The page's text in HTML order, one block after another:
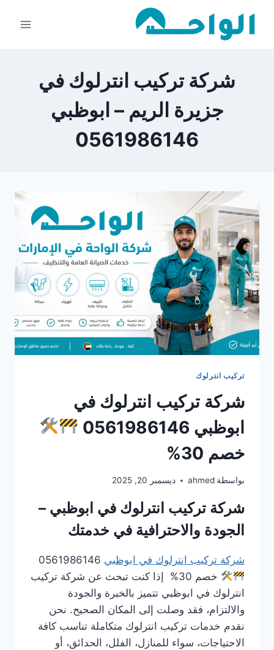
شركة تركيب انترلوك في
جزيرة الريم – ابوظبي
0561986146
تركيب انترلوك
شركة تركيب انترلوك في
ابوظبي 0561986146
خصم 30%
بواسطة ahmed ديسمبر 20, 2025
شركة تركيب انترلوك في ابوظبي –
الجودة والاحترافية في خدمتك
شركة تركيب انترلوك في ابوظبي
خصم 30% إذا كنت تبحث عن شركة تركيب
انترلوك في ابوظبي تتميز بالخبرة والجودة
والالتزام، فقد وصلت إلى المكان الصحيح. نحن
نقدم خدمات تركيب انترلوك متكاملة تناسب كافة
الاحتياجات، سواء للمنازل، الفلل، الحدائق، أو